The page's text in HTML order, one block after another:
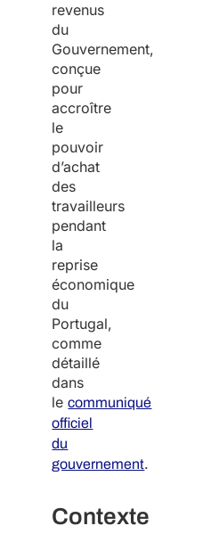
revenus
du
Gouvernement,
conçue
pour
accroître
le
pouvoir
d’achat
des
travailleurs
pendant
la
reprise
économique
du
Portugal,
comme
détaillé
dans
lecommuniqué
officiel
du
gouvernement.
Contexte